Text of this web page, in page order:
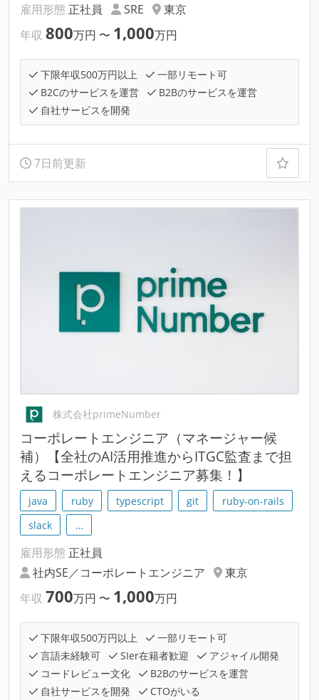
雇用形態 正社員 SRE
東京
年収 800万円 〜 1,000万円
下限年収500万円以上
一部リモート可
B2Cのサービスを運営
B2Bのサービスを運営
自社サービスを開発
7日前更新
株式会社primeNumber
コーポレートエンジニア（マネージャー候
補）【全社のAI活用推進からITGC監査まで担
えるコーポレートエンジニア募集！】
java ruby typescript git
ruby-on-rails
slack
…
雇用形態 正社員
社内SE／コーポレートエンジニア
東京
年収 700万円 〜 1,000万円
下限年収500万円以上
一部リモート可
言語未経験可
SIer在籍者歓迎
アジャイル開発
コードレビュー文化
B2Bのサービスを運営
自社サービスを開発
CTOがいる